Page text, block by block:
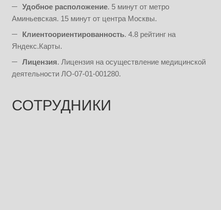
Удобное расположение. 5 минут от метро
Аминьевская. 15 минут от центра Москвы.
Клиентоориентированность. 4.8 рейтинг на
Яндекс.Карты.
Лицензия. Лицензия на осуществление медицинской
деятельности ЛО-07-01-001280.
СОТРУДНИКИ